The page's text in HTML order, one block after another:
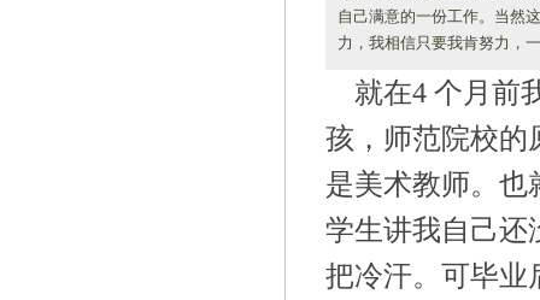
自己满意的一份工作。当然
力，我相信只要我肯努力，
就在4 个月前
孩，师范院校的
是美术教师。也
学生讲我自己还
把冷汗。可毕业